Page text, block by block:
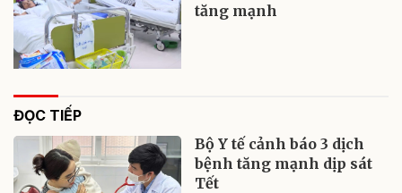
tăng mạnh
ĐỌC TIẾP
Bộ Y tế cảnh báo 3 dịch
bệnh tăng mạnh dịp sát
Tết